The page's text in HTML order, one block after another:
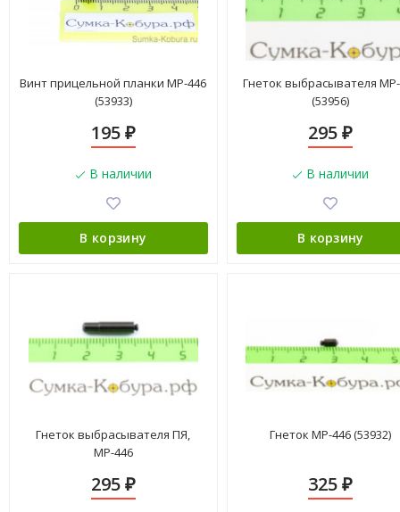
Винт прицельной планки МР-446
(53933)
195 ₽
В наличии
В корзину
Гнеток выбрасывателя
(53956)
295₽
В наличии
В корзину
Гнеток выбрасывателя ПЯ,
МР-446
295 ₽
Гнеток МР-446 (53932)
325₽